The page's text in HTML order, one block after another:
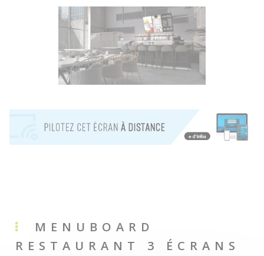
MENUBOARD
RESTAURANT 3 ÉCRANS